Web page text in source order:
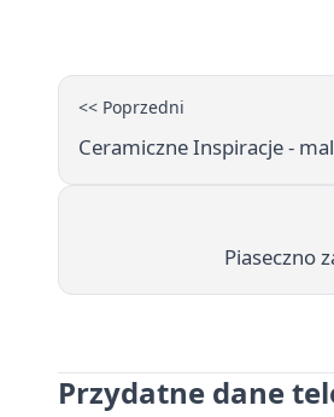
<< Poprzedni
Ceramiczne Inspiracje -
Piaseczno
Przydatne dane